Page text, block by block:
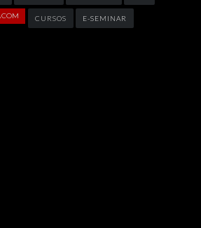
CURSOS E-SEMINAR